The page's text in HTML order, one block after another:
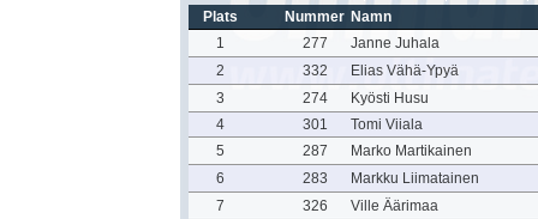
Plats Nummer Namn
1
277
Janne Juhala
2
332
Elias Vähä-Ypyä
3
274
Kyösti Husu
4
301
Tomi Viiala
5
287
Marko Martikainen
6
283
Markku Liimatainen
7
326
Ville Äärimaa